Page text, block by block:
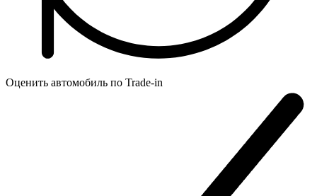
Оценить автомобиль по Trade-in